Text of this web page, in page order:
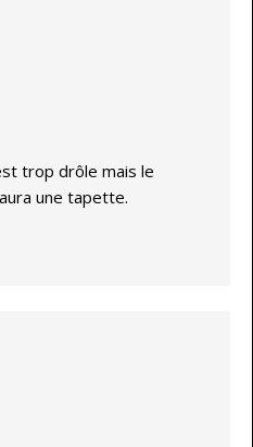
trop drôle mais le
une tapette.